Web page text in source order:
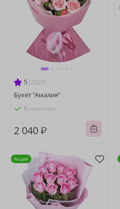
5 (2529)
Букет "Амалия"
В наличии
2 040 ₽
Акция